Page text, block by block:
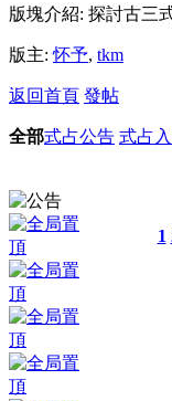
版塊介紹: 探討古三
版主:怀予, tkm
返回首頁 發帖
全部式占公告 式占
1